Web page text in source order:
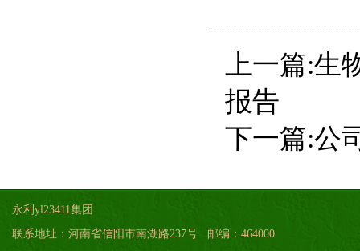
上一篇:生
报告
下一篇:公
永利yl23411集团
联系地址：河南省信阳市南湖路237号 邮编：464000